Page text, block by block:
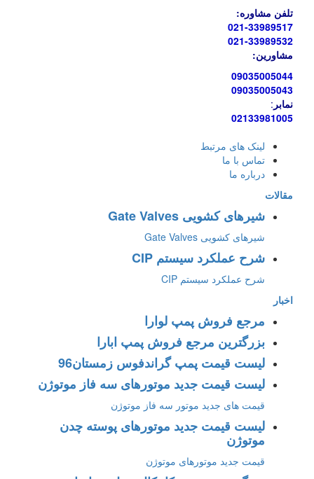
تلفن مشاوره:
021-33989517
021-33989532
مشاورین:
09035005044
09035005043
نمابر :
02133981005
لینک های مرتبط
تماس با ما
درباره ما
مقالات
شیرهای کشویی Gate Valves
شیرهای کشویی Gate Valves
شرح عملکرد سیستم CIP
شرح عملکرد سیستم CIP
اخبار
مرجع فروش پمپ لوارا
بزرگترین مرجع فروش پمپ ابارا
لیست قیمت پمپ گراندفوس زمستان96
لیست قیمت جدید موتورهای سه فاز موتوژن
قیمت های جدید موتور سه فاز موتوژن
لیست قیمت جدید موتورهای پوسته چدن
موتوژن
قیمت جدید موتورهای موتوژن